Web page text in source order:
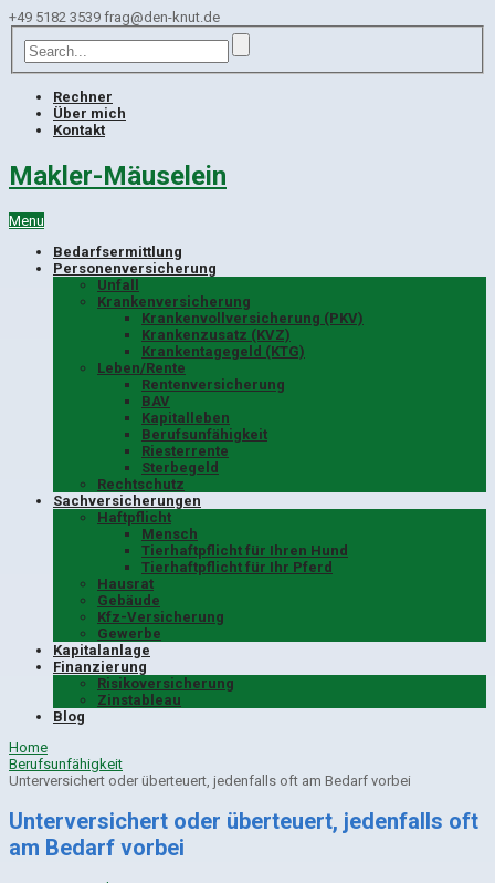
+49 5182 3539 frag@den-knut.de
Rechner
Über mich
Kontakt
Makler-Mäuselein
Menu
Bedarfsermittlung
Personenversicherung
Unfall
Krankenversicherung
Krankenvollversicherung (PKV)
Krankenzusatz (KVZ)
Krankentagegeld (KTG)
Leben/Rente
Rentenversicherung
BAV
Kapitalleben
Berufsunfähigkeit
Riesterrente
Sterbegeld
Rechtschutz
Sachversicherungen
Haftpflicht
Mensch
Tierhaftpflicht für Ihren Hund
Tierhaftpflicht für Ihr Pferd
Hausrat
Gebäude
Kfz-Versicherung
Gewerbe
Kapitalanlage
Finanzierung
Risikoversicherung
Zinstableau
Blog
Home
Berufsunfähigkeit
Unterversichert oder überteuert, jedenfalls oft am Bedarf vorbei
Unterversichert oder überteuert, jedenfalls oft
am Bedarf vorbei